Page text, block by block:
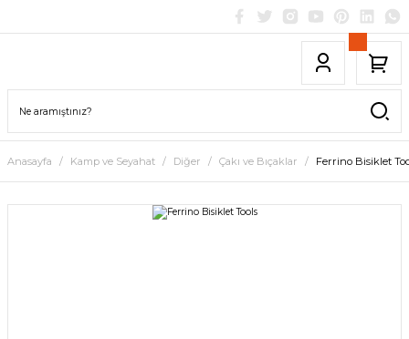
Anasayfa Kamp ve Seyahat Diğer Çakı ve Bıçaklar Ferrino Bisiklet